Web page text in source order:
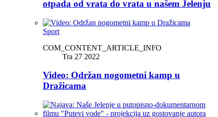
otpada od vrata do vrata u našem Jelenju
Sport
COM_CONTENT_ARTICLE_INFO
Tra 27 2022
Video: Održan nogometni kamp u
Dražicama